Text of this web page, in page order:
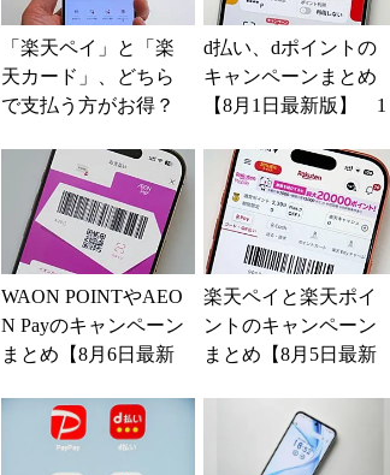
「楽天ペイ」と「楽
天カード」、どちら
で支払う方がお得？
ェック
d払い、dポイントの
キャンペーンまとめ
【8月1日最新版】 1
元の施策がめじろ押
し
WAON POINTやAEO
N Payのキャンペーン
まとめ【8月6日最新
0倍の...
楽天ペイと楽天ポイ
ントのキャンペーン
まとめ【8月5日最新
ポイント還元や20％